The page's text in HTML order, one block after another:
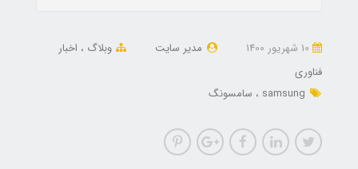
مدیر سایت وبلاگ
اخبار
فناوری
samsung
سامسونگ